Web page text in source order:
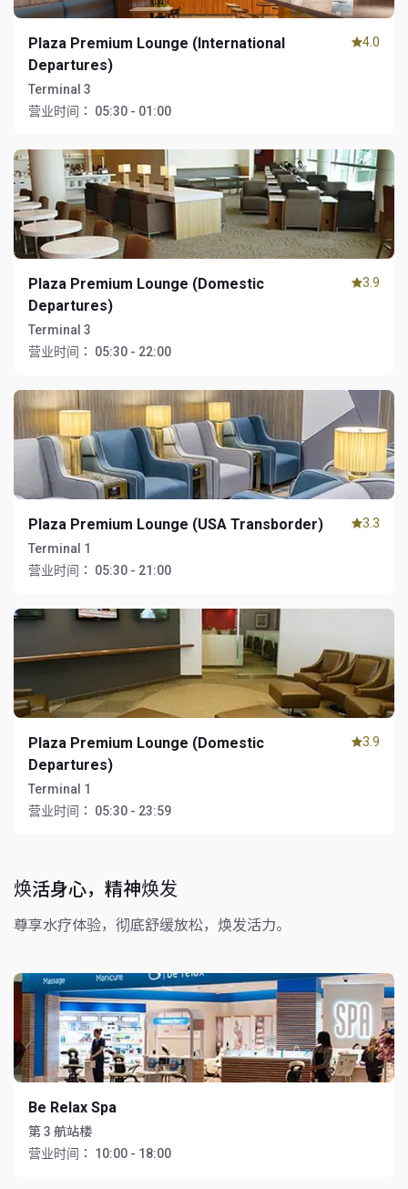
Plaza Premium Lounge (International
Departures)
Terminal 3
营业时间：
05:30 - 01:00
4.0
Plaza Premium Lounge (Domestic
Departures)
Terminal 3
营业时间：
05:30 - 22:00
3.9
Plaza Premium Lounge (USA Transborder)
Terminal 1
营业时间：
05:30 - 21:00
3.3
Plaza Premium Lounge (Domestic
Departures)
Terminal 1
营业时间：
05:30 - 23:59
3.9
焕活身心，精神焕发
尊享水疗体验，彻底舒缓放松，焕发活力。
Be Relax Spa
第 3 航站楼
营业时间：
10:00 - 18:00